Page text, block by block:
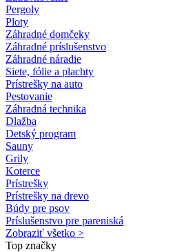
Pergoly
Ploty
Záhradné domčeky
Záhradné príslušenstvo
Záhradné náradie
Siete, fólie a plachty
Prístrešky na auto
Pestovanie
Záhradná technika
Dlažba
Detský program
Sauny
Grily
Koterce
Prístrešky
Prístrešky na drevo
Búdy pre psov
Príslušenstvo pre pareniská
Zobraziť všetko >
Top značky